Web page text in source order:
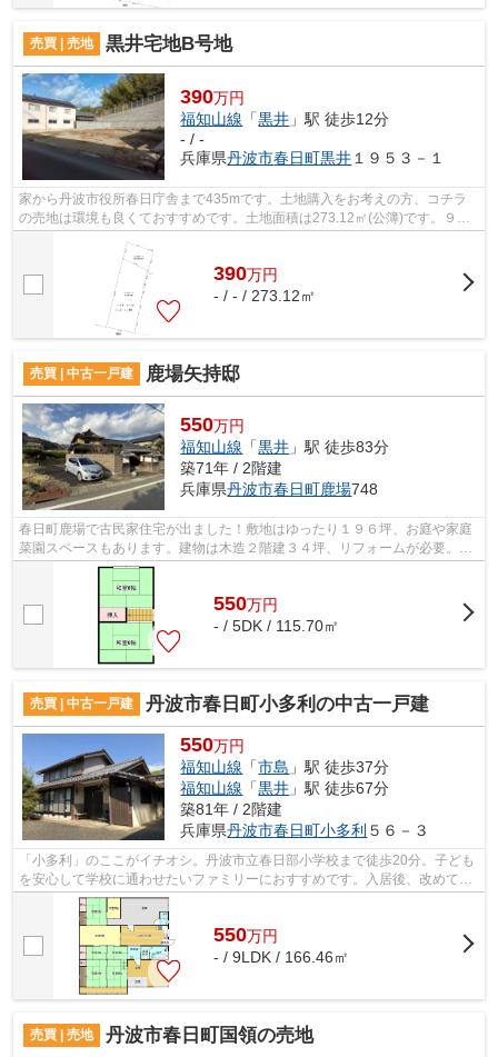
売買 | 売地 黒井宅地B号地
390万円
福知山線 「黒井 」駅 徒歩12分
- / -
兵庫県丹波市春日町黒井 １９５３－１
家から丹波市役所春日庁舎まで435mです。土地購入をお考えの方、コチラ
の売地は環境も良くておすすめです。土地面積は273.12㎡(公簿)です。９メ
390万円
- / - / 273.12㎡
売買 | 中古一戸建 鹿場矢持邸
550万円
福知山線 「黒井 」駅 徒歩83分
築71年 / 2階建
兵庫県丹波市春日町鹿場748
春日町鹿場で古民家住宅が出ました！敷地はゆったり１９６坪、お庭や家庭
菜園スペースもあります。建物は木造２階建３４坪、リフォームが必要。の
んびりした場所で、田舎暮らしはいか...
550万円
- / 5DK / 115.70㎡
売買 | 中古一戸建 丹波市春日町小多利の中古一戸建
550万円
福知山線 「市島 」駅 徒歩37分
福知山線 「黒井 」駅 徒歩67分
築81年 / 2階建
兵庫県丹波市春日町小多利 ５６－３
「小多利」のここがイチオシ。丹波市立春日部小学校まで徒歩20分。子ども
を安心して学校に通わせたいファミリーにおすすめです。入居後、改めて便
利に感じるのは独立した洗面所の物件...
550万円
- / 9LDK / 166.46㎡
売買 | 売地 丹波市春日町国領の売地